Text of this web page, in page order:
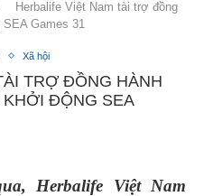
Herbalife Việt Nam tài trợ đồng
Games 31
Xã hội
TRỢ ĐỒNG HÀNH
ĐỘNG SEA
Herbalife Việt Nam